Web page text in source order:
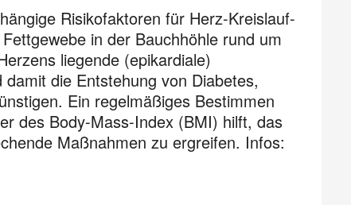
Risikofaktoren für Herz-Kreislauf-
in der Bauchhöhle rund um
liegende (epikardiale)
die Entstehung von Diabetes,
Ein regelmäßiges Bestimmen
des Body-Mass-Index (BMI) hilft, das
Maßnahmen zu ergreifen. Infos: